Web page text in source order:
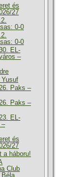
és
27
0-0
0-0
EL-
–
Yusuf
Paks –
Paks –
EL-
–
és
27
a háboru!
Club
Béla